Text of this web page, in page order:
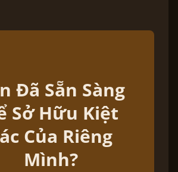
Đã Sẵn Sàng
Sở Hữu Kiệt
Của Riêng
Mình?